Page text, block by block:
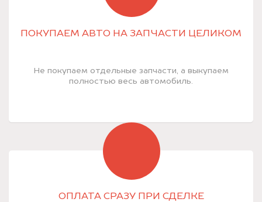
ПОКУПАЕМ АВТО НА ЗАПЧАСТИ ЦЕЛИКОМ
Не покупаем отдельные запчасти, а выкупаем
полностью весь автомобиль.
ОПЛАТА СРАЗУ ПРИ СДЕЛКЕ